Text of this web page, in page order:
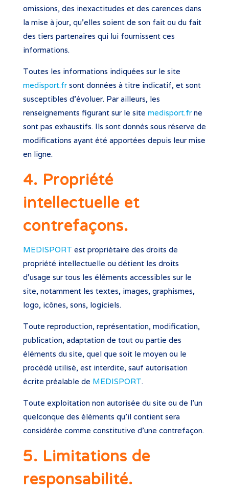
omissions, des inexactitudes et des carences dans
la mise à jour, qu’elles soient de son fait ou du fait
des tiers partenaires qui lui fournissent ces
informations.
Toutes les informations indiquées sur le site
medisport.frsont données à titre indicatif, et sont
susceptibles d’évoluer. Par ailleurs, les
renseignements figurant sur le site medisport.frne
sont pas exhaustifs. Ils sont donnés sous réserve de
modifications ayant été apportées depuis leur mise
en ligne.
4. Propriété
intellectuelle et
contrefaçons.
MEDISPORT est propriétaire des droits de
propriété intellectuelle ou détient les droits
d’usage sur tous les éléments accessibles sur le
site, notamment les textes, images, graphismes,
logo, icônes, sons, logiciels.
Toute reproduction, représentation, modification,
publication, adaptation de tout ou partie des
éléments du site, quel que soit le moyen ou le
procédé utilisé, est interdite, sauf autorisation
écrite préalable de MEDISPORT.
Toute exploitation non autorisée du site ou de l’un
quelconque des éléments qu’il contient sera
considérée comme constitutive d’une contrefaçon.
5. Limitations de
responsabilité.